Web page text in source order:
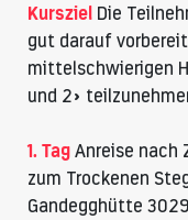
Kursziel Die
gut darauf
mittelschwierigen
und 2»
1. Tag Anreise nach
zum Trockenen
Gandegghütte